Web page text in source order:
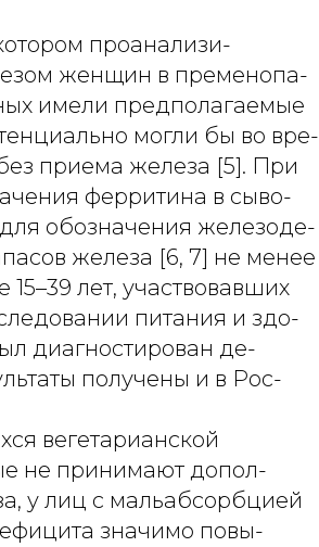
проанализи-
женщин в пременопа-
имели предполагаемые
могли бы во вре-
приема железа [5]. При
ферритина в сыво-
обозначения железоде-
железа [6, 7] не менее
лет, участвовавших
питания и здо-
диагностирован де-
получены и в Рос-
вегетарианской
не принимают допол-
у лиц с мальабсорбцией
значимо повы-